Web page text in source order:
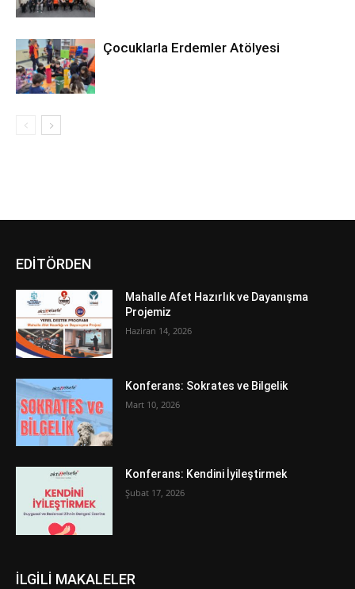
Çocuklarla Erdemler Atölyesi
EDİTÖRDEN
Mahalle Afet Hazırlık ve Dayanışma
Projemiz
Haziran 14, 2026
Konferans: Sokrates ve Bilgelik
Mart 10, 2026
Konferans: Kendini İyileştirmek
Şubat 17, 2026
İLGİLİ MAKALELER